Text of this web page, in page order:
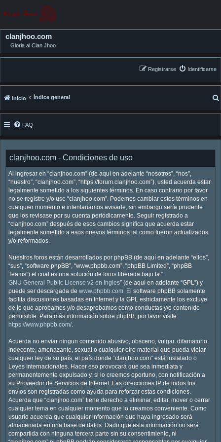
clanjhoo.com
Gloria al Clan Jhoo
Identificarse
Registrarse
Inicio Índice general
FAQ
clanjhoo.com - Condiciones de uso
Al ingresar en “clanjhoo.com” (de aquí en adelante “nosotros”, “nos”,
“nuestro”, “clanjhoo.com”, “https://forum.clanjhoo.com”), usted acuerda estar
legalmente sometido a los siguientes términos. En caso contrario por favor
no se registre y/o use “clanjhoo.com”. Podemos cambiar estos términos en
cualquier momento e intentaríamos avisarle, sin embargo sería prudente
que los revisase por su cuenta periódicamente. Seguir registrado a
“clanjhoo.com” después de esos cambios significa que acuerda estar
legalmente sometido a esos nuevos términos tal como fueron actualizados
y/o reformados.
Nuestros foros están desarrollados por phpBB (de aquí en adelante “ellos”,
“sus”, “software phpBB”, “www.phpbb.com”, “phpBB Limited”, “phpBB
Teams”) el cual es una solución de foros liberada bajo la “
GNU General Public License v2 en Ingles” (de aquí en adelante “GPL”) y
puede ser descargada de www.phpbb.com. El software phpBB solamente
facilita discusiones basadas en Internet y la GPL estrictamente los excluye
de lo que aprobamos y/o desaprobamos como conductas y/o contenido
permisible. Para más información sobre phpBB, por favor visite:
https://www.phpbb.com/.
Acuerda no enviar ningun contenido abusivo, obsceno, vulgar, difamatorio,
indecente, amenazante, sexual o cualquier otro material que pueda violar
cualquier ley de su país, el país donde “clanjhoo.com” está instalado o
Leyes Internacionales. Hacer eso provocará que sea inmediata y
permanentemente expulsado y, si lo creemos oportuno, con notificación a
su Proveedor de Servicios de Internet. Las direcciones IP de todos los
envíos son registradas como ayuda para reforzar estas condiciones.
Acuerda que “clanjhoo.com” tiene derecho a eliminar, editar, mover o cerrar
cualquier tema en cualquier momento que lo creamos conveniente. Como
usuario acuerda que cualquier información que haya ingresado será
almacenada en una base de datos. Dado que esta información no será
compartida con ninguna tercera parte sin su consentimiento, ni